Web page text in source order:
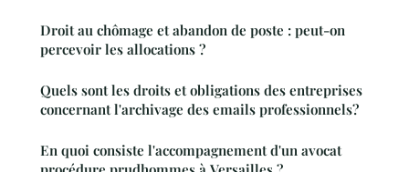
Droit au chômage et abandon de poste : peut-on
percevoir les allocations ?
Quels sont les droits et obligations des entreprises
concernant l'archivage des emails professionnels?
En quoi consiste l'accompagnement d'un avocat